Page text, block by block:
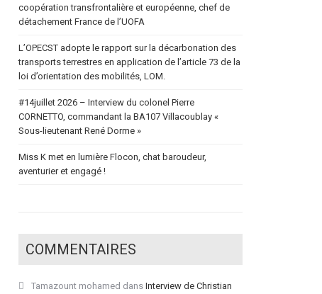
coopération transfrontalière et européenne, chef de
détachement France de l’UOFA
L’OPECST adopte le rapport sur la décarbonation des
transports terrestres en application de l’article 73 de la
loi d’orientation des mobilités, LOM.
#14juillet 2026 – Interview du colonel Pierre
CORNETTO, commandant la BA107 Villacoublay «
Sous-lieutenant René Dorme »
Miss K met en lumière Flocon, chat baroudeur,
aventurier et engagé !
COMMENTAIRES
Tamazount mohamed dans Interview de Christian